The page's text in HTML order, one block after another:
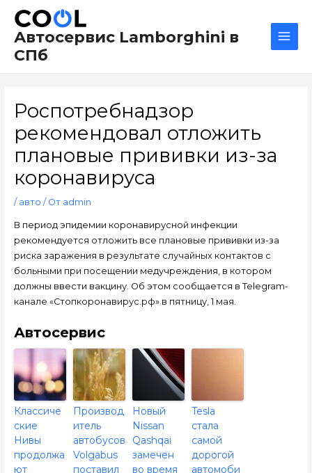
содержимому
Автосервис Lamborghini в
СПб
Роспотребнадзор
рекомендовал отложить
плановые прививки из-за
коронавируса
/ авто / От admin
В период эпидемии коронавирусной инфекции
рекомендуется отложить все плановые прививки из-за
риска заражения в результате случайных контактов с
больными при посещении медучреждения, в котором
должны ввести вакцину. Об этом сообщается в Telegram-
канале «Стопкоронавирус.рф» в пятницу, 1 мая.
Автосервис
Классиче
ские
Нивы
продолжа
ют
Производ
итель
автобусов
Volgabus
поставил
Новый
Nissan
Qashqai
замечен
во время
Tesla
стала
самой
дорогой
автомоби
по
записям